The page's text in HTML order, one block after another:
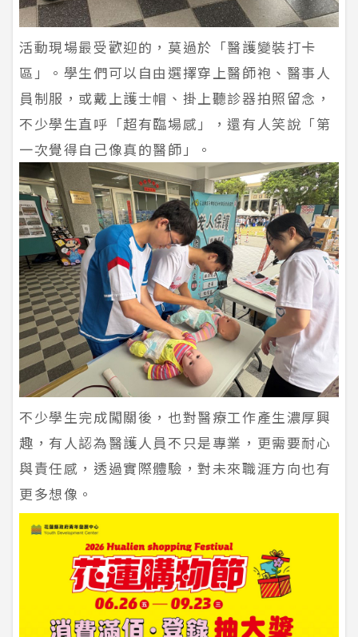
活動現場最受歡迎的，莫過於「醫護變裝打卡
區」。學生們可以自由選擇穿上醫師袍、醫事人
員制服，或戴上護士帽、掛上聽診器拍照留念，
不少學生直呼「超有臨場感」，還有人笑說「第
一次覺得自己像真的醫師」。
不少學生完成闖關後，也對醫療工作產生濃厚興
趣，有人認為醫護人員不只是專業，更需要耐心
與責任感，透過實際體驗，對未來職涯方向也有
更多想像。